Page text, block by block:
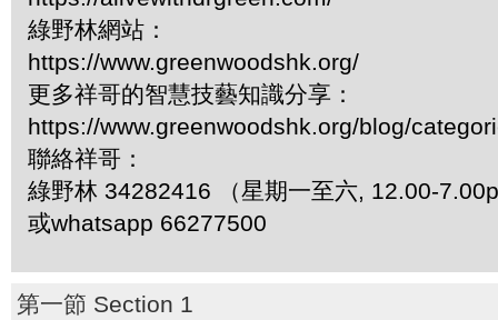
綠野林網站：
https://www.greenwoodshk.org/
更多祥哥的智慧技藝知識分享：
https://www.greenwoodshk.org/blog/
聯絡祥哥：
綠野林 34282416 （星期一至六, 12.00-
或whatsapp 66277500
第一節 Section 1